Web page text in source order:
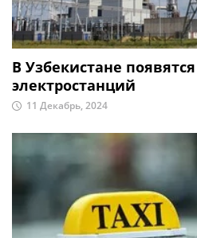
В Узбекистане
электростанций
11 Декабрь, 2024